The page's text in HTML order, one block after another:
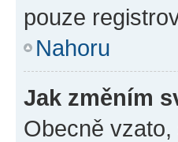
pouze
Nahoru
Jak změním
Obecně